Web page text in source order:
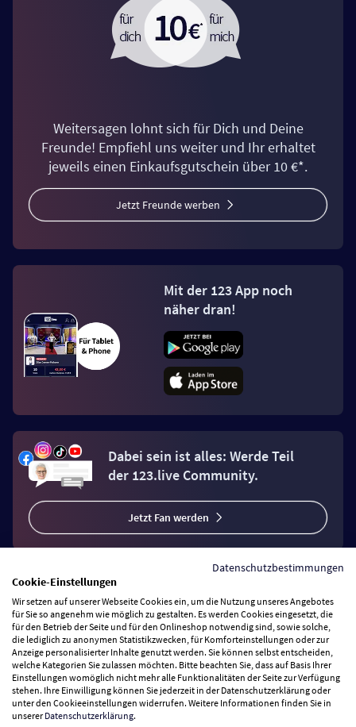
Weitersagen lohnt sich für Dich und Deine
Freunde! Empfiehl uns weiter und Ihr erhaltet
jeweils einen Einkaufsgutschein über 10 €*.
Jetzt Freunde werben
Mit der 123 App noch
näher dran!
Dabei sein ist alles: Werde Teil
der 123.live Community.
Jetzt Fan werden
Vertrag widerrufen
Zahlungsarten
Wir versenden mit
Datenschutzbestimmungen
Cookie-Einstellungen
Wir setzen auf unserer Webseite Cookies ein, um die Nutzung unseres Angebotes
für Sie so angenehm wie möglich zu gestalten. Es werden Cookies eingesetzt, die
für den Betrieb der Seite und für den Onlineshop notwendig sind, sowie solche,
die lediglich zu anonymen Statistikzwecken, für Komforteinstellungen oder zur
Anzeige personalisierter Inhalte genutzt werden. Sie können selbst entscheiden,
welche Kategorien Sie zulassen möchten. Bitte beachten Sie, dass auf Basis Ihrer
Einstellungen womöglich nicht mehr alle Funktionalitäten der Seite zur Verfügung
stehen. Ihre Einwilligung können Sie jederzeit in der Datenschutzerklärung oder
unter den Cookieeinstellungen widerrufen. Weitere Informationen finden Sie in
unsererDatenschutzerklärung.